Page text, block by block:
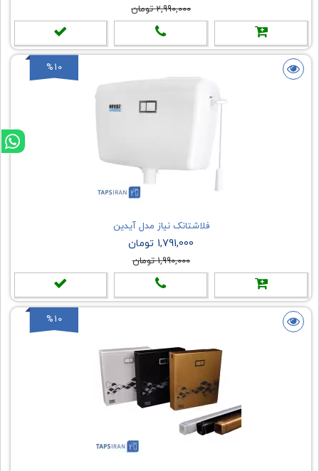
2,990,000 تومان
%10
فلاشتانک نیاز مدل آیدین
1,791,000 تومان
1,990,000 تومان
%10